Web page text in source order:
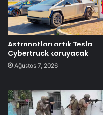
Astronotları artık Tesla
Cybertruck koruyacak
Ağustos 7, 2026